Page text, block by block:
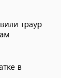
траур
в